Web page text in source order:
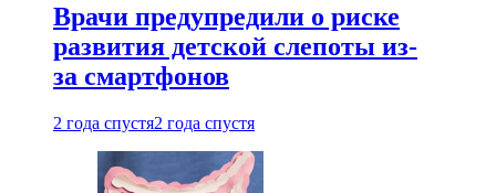
Врачи предупредили о риске
развития детской слепоты из-
за смартфонов
2 года спустя2 года спустя